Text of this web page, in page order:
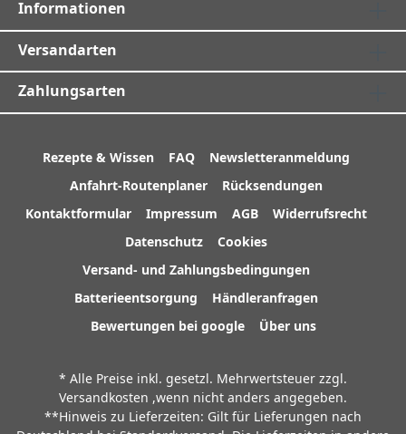
Informationen
Versandarten
Zahlungsarten
Rezepte & Wissen FAQ
Newsletteranmeldung
Anfahrt-Routenplaner
Rücksendungen
Kontaktformular
Impressum AGB
Widerrufsrecht
Datenschutz
Cookies
Versand- und Zahlungsbedingungen
Batterieentsorgung
Händleranfragen
Bewertungen bei google
Über uns
* Alle Preise inkl. gesetzl. Mehrwertsteuer zzgl.
Versandkosten ,wenn nicht anders angegeben.
**Hinweis zu Lieferzeiten: Gilt für Lieferungen nach